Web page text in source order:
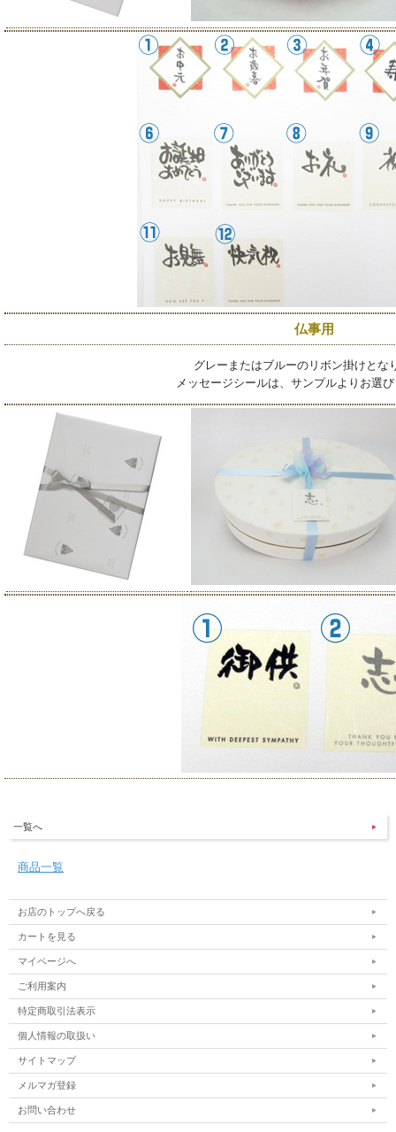
仏事用
グレーまたはブルーのリボン掛けとな
メッセージシールは、サンプルよりお選
一覧へ
商品一覧
お店のトップへ戻る
カートを見る
マイページへ
ご利用案内
特定商取引法表示
個人情報の取扱い
サイトマップ
メルマガ登録
お問い合わせ